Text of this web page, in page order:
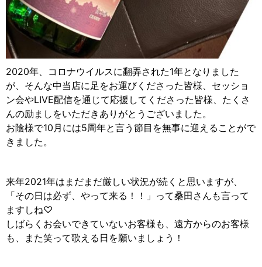
2020年、コロナウイルスに翻弄された1年となりました
が、そんな中当店に足をお運びくださった皆様、セッショ
ン会やLIVE配信を通じて応援してくださった皆様、たくさ
んの励ましをいただきありがとうございました。
お陰様で10月には5周年と言う節目を無事に迎えることがで
きました。
来年2021年はまだまだ厳しい状況が続くと思いますが、
「その日は必ず、やって来る！！」って桑田さんも言って
ますしね♡
しばらくお会いできていないお客様も、遠方からのお客様
も、また笑って歌える日を願いましょう！